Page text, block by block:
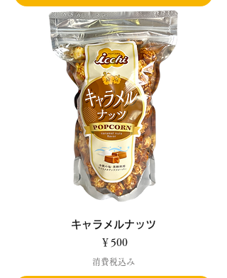
キャラメルナッツ
価格
￥500
消費税込み